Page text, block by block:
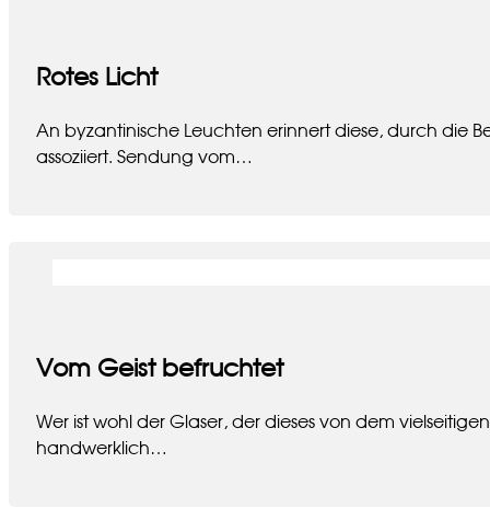
Rotes Licht
An byzantinische Leuchten erinnert diese, durch die
assoziiert. Sendung vom…
Vom Geist befruchtet
Wer ist wohl der Glaser, der dieses von dem
handwerklich…